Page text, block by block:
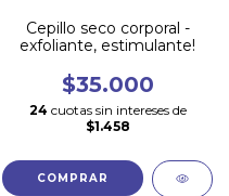
Cepillo seco corporal -
exfoliante, estimulante!
$35.000
24 cuotas sin intereses de
$1.458